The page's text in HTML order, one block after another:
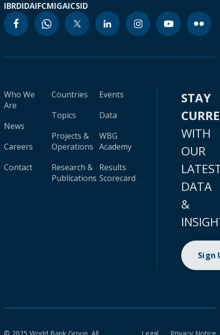
IBRDIDAIFCMIGAICSID
Who We
Are
News
Careers
Contact
Countries
Topics
Projects &
Operations
Research &
Publications
Events
Data
WBG
Academy
Results
Scorecard
STAY
WITH
OUR
DATA
&
Sign